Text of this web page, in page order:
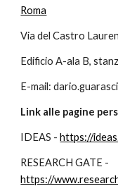
Roma
Via del Castro
Edificio A-ala B,
E-mail:
Link alle pagine
IDEAS -https://
RESEARCH GATE -
https://